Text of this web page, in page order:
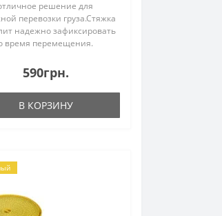
решение для
перевозки груза.Стяжка
надежно зафиксировать
время перемещения.
материалов,
может выдержать
усилие до 3-х ..
590грн.
В КОРЗИНУ